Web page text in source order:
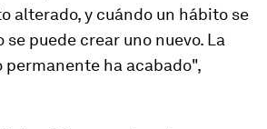
alterado, y cuándo un hábito se
se puede crear uno nuevo. La
ha acabado",